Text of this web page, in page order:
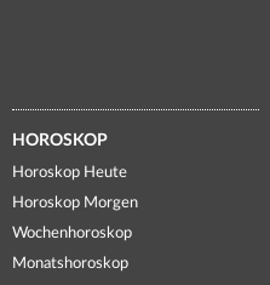
HOROSKOP
Horoskop Heute
Horoskop Morgen
Wochenhoroskop
Monatshoroskop